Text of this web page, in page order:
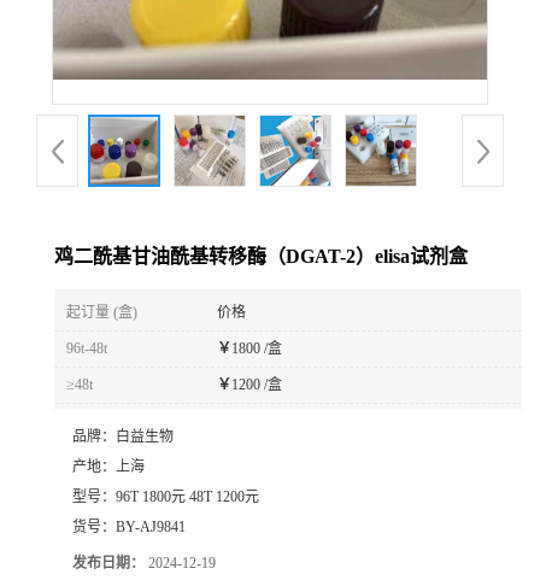
鸡二酰基甘油酰基转移酶（DGAT-2）elisa试剂盒
起订量 (盒) 价格
96t-48t ￥ 1800 /盒
≥48t ￥ 1200 /盒
品牌：
白益生物
产地： 上海
型号： 96T 1800元 48T 1200元
货号： BY-AJ9841
发布日期： 2024-12-19